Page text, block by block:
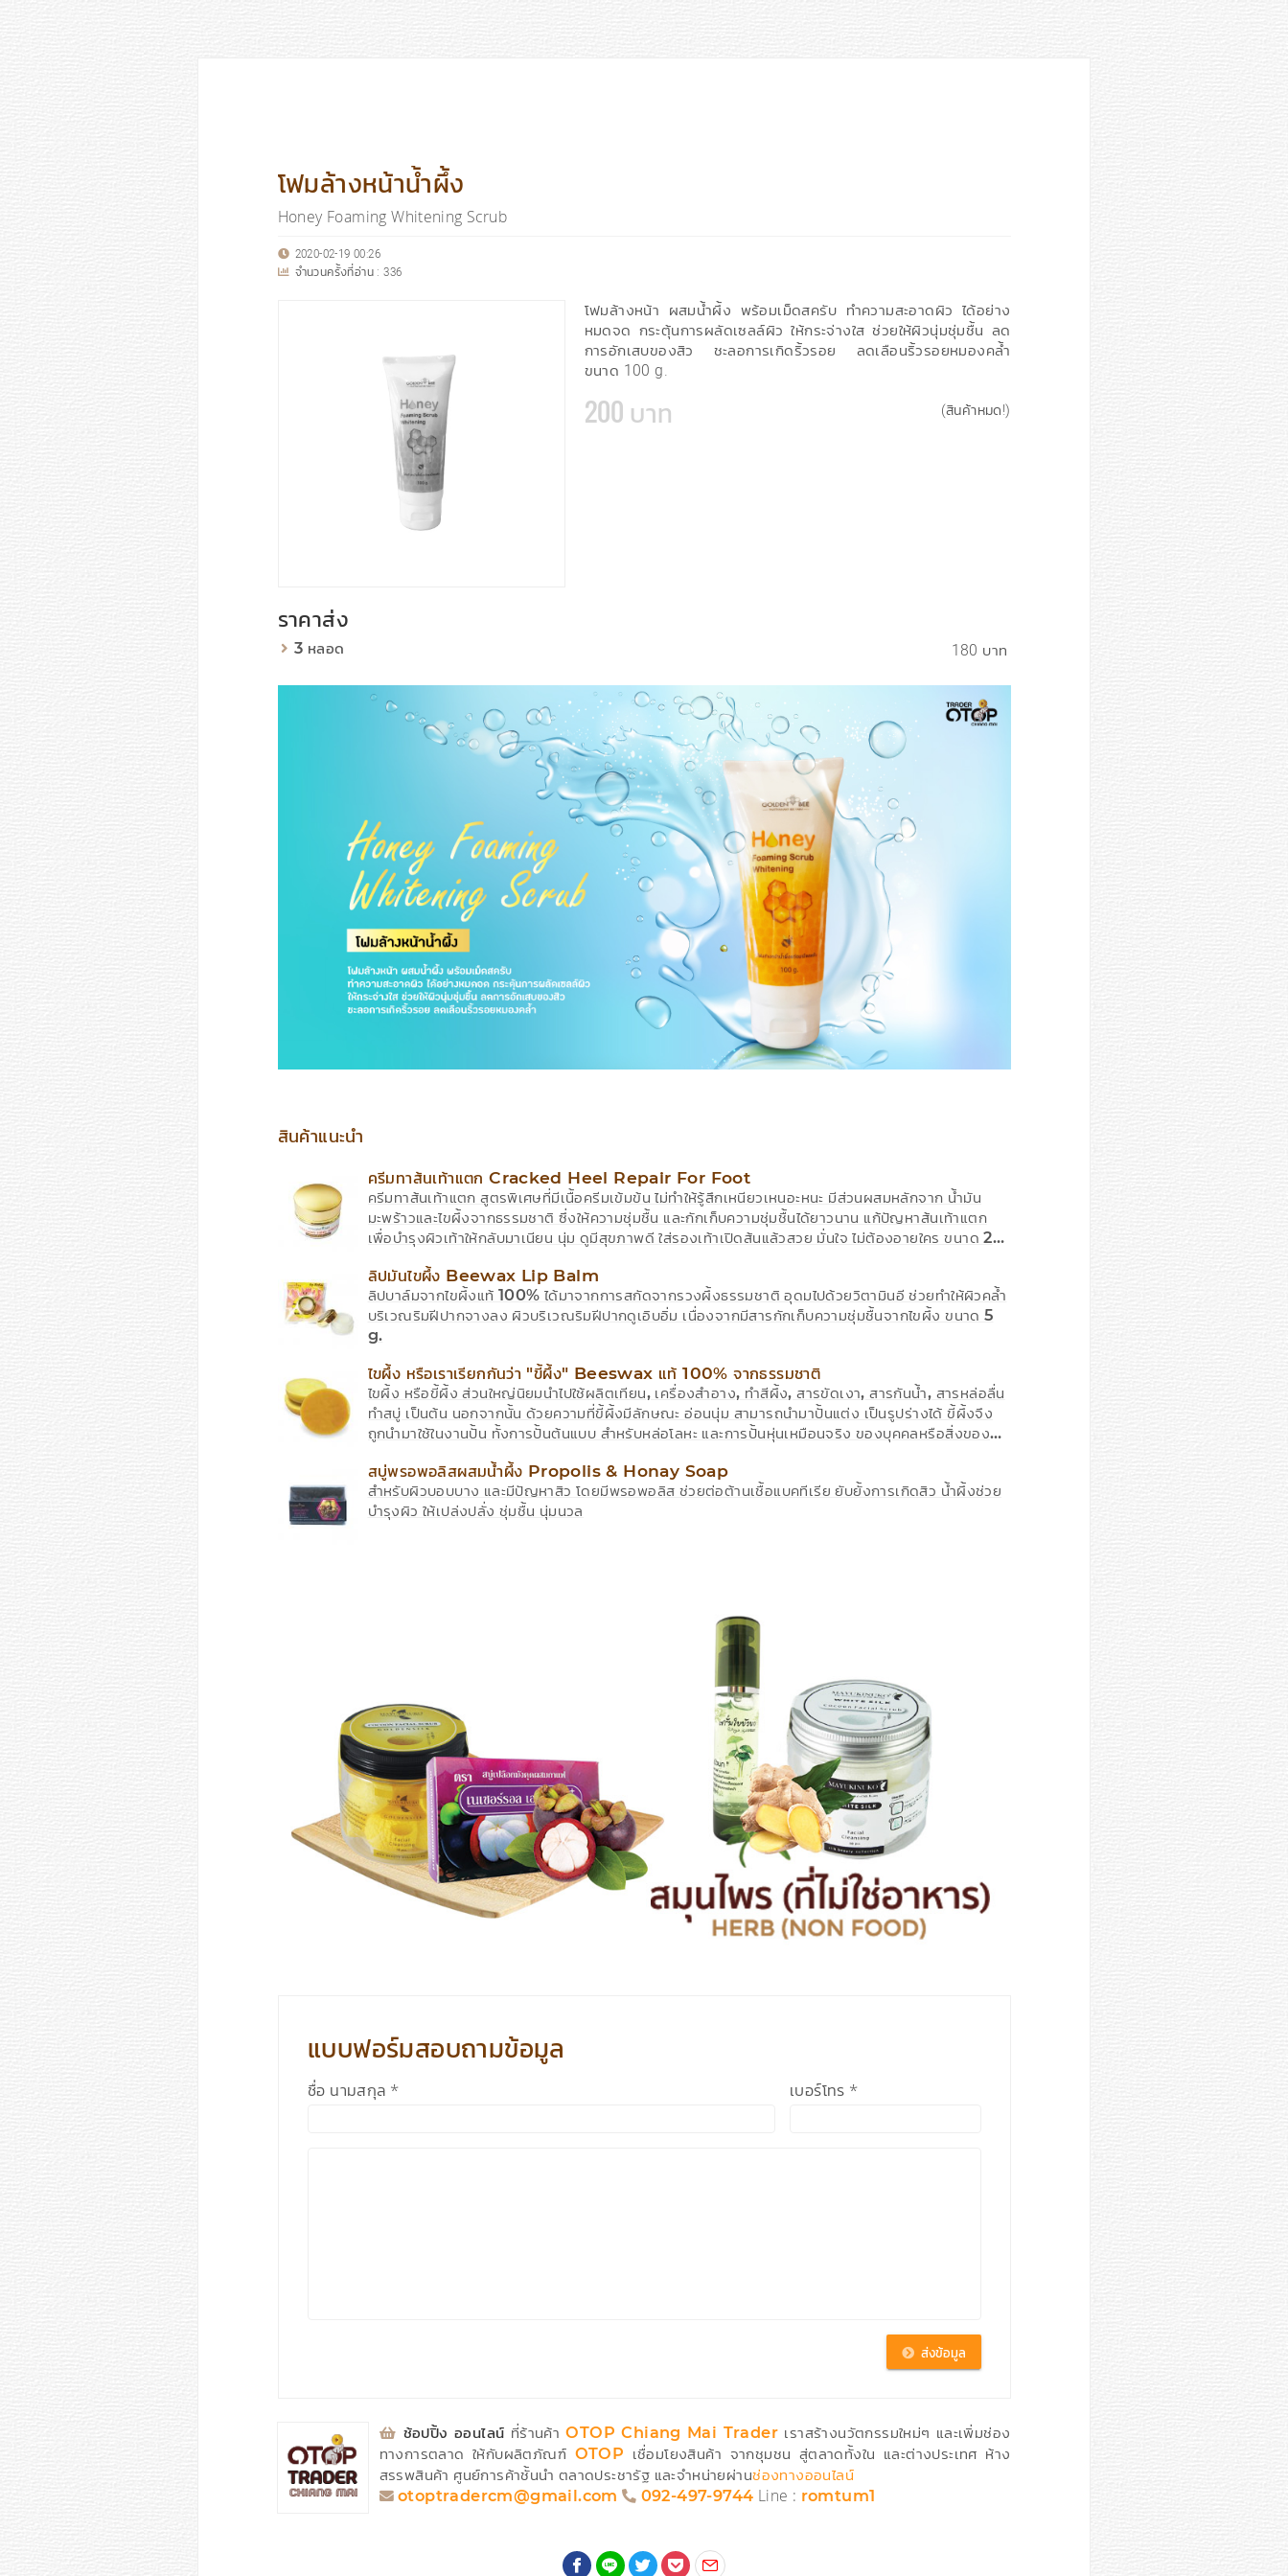
โฟมล้างหน้าน้ำผึ้ง
Honey Foaming Whitening Scrub
2020-02-19 00:26
จำนวนครั้งที่อ่าน :336
โฟมล้างหน้า ผสมน้ำผึ้ง พร้อมเม็ดสครับ ทำความสะอาดผิว ได้อย่าง
หมดจด กระตุ้นการผลัดเซลล์ผิว ให้กระจ่างใส ช่วยให้ผิวนุ่มชุ่มชื้น ลด
การอักเสบของสิว ชะลอการเกิดริ้วรอย ลดเลือนริ้วรอยหมองคล้ำ
ขนาด 100 g.
200 บาท (สินค้าหมด!)
ราคาส่ง
3 หลอด 180 บาท
สินค้าแนะนำ
ครีมทาส้นเท้าแตก Cracked Heel Repair For Foot
ครีมทาส้นเท้าแตก สูตรพิเศษที่มีเนื้อครีมเข้มข้น ไม่ทำให้รู้สึกเหนียวเหนอะหนะ มีส่วนผสมหลักจาก น้ำมัน
มะพร้าวและไขผึ้งจากธรรมชาติ ซึ่งให้ความชุ่มชื้น และกักเก็บความชุ่มชื้นได้ยาวนาน แก้ปัญหาส้นเท้าแตก
เพื่อบำรุงผิวเท้าให้กลับมาเนียน นุ่ม ดูมีสุขภาพดี ใส่รองเท้าเปิดส้นแล้วสวย มั่นใจ ไม่ต้องอายใคร ขนาด 20
ลิปมันไขผึ้ง Beewax Lip Balm
ลิปบาล์มจากไขผึ้งแท้ 100% ได้มาจากการสกัดจากรวงผึ้งธรรมชาติ อุดมไปด้วยวิตามินอี ช่วยทำให้ผิวคล้ำ
บริเวณริมฝีปากจางลง ผิวบริเวณริมฝีปากดูเอิบอิ่ม เนื่องจากมีสารกักเก็บความชุ่มชื้นจากไขผึ้ง ขนาด 5
g.
ไขผึ้ง หรือเราเรียกกันว่า "ขี้ผึ้ง"​ Beeswax แท้ 100% จากธรรมชาติ
ไขผึ้ง หรือขี้ผึ้ง ส่วนใหญ่นิยมนำไปใช้ผลิตเทียน, เครื่องสำอาง, ทำสีผึ้ง, สารขัดเงา, สารกันน้ำ, สารหล่อลื่น
ทำสบู่ เป็นต้น นอกจากนั้น ด้วยความที่ขี้ผึ้งมีลักษณะ อ่อนนุ่ม สามารถนำมาปั้นแต่ง เป็นรูปร่างได้ ขี้ผึ้งจึง
ถูกนำมาใช้ในงานปั้น ทั้งการปั้นต้นแบบ สำหรับหล่อโลหะ และการปั้นหุ่นเหมือนจริง ของบุคคลหรือสิ่งของ
สบู่พรอพอลิสผสมน้ำผึ้ง Propolis & Honay Soap
สำหรับผิวบอบบาง และมีปัญหาสิว โดยมีพรอพอลิส ช่วยต่อต้านเชื้อแบคทีเรีย ยับยั้งการเกิดสิว น้ำผึ้งช่วย
บำรุงผิว ให้เปล่งปลั่ง ชุ่มชื้น นุ่มนวล
ช้อปปิ้ง ออนไลน์ ที่ร้านค้าOTOP Chiang Mai Trader เราสร้างนวัตกรรมใหม่ๆ และเพิ่มช่อง
ทางการตลาด ให้กับผลิตภัณฑ์ OTOP
เชื่อมโยงสินค้า จากชุมชน สู่ตลาดทั้งใน และต่างประเทศ ห้าง
สรรพสินค้า ศูนย์การค้าชั้นนำ ตลาดประชารัฐ และจำหน่ายผ่านช่องทางออนไลน์
otoptradercm@gmail.com
092-497-9744 Line : romtum1